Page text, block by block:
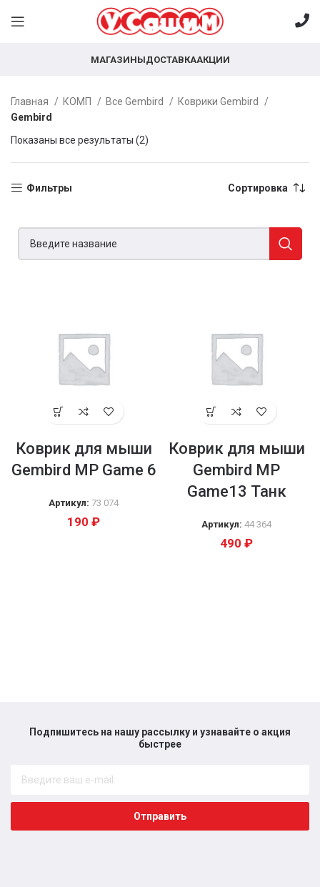
МАГАЗИНЫДОСТАВКААКЦИИ
Главная КОМП Все Gembird
Коврики Gembird
Gembird
Показаны все результаты (2)
Фильтры Сортировка
Коврик для мыши
Gembird MP Game 6
Артикул: 73 074
190 ₽
Коврик для мыши
Gembird MP
Game13 Танк
Артикул: 44 364
490 ₽
Подпишитесь на нашу рассылку и узнавайте о акция
быстрее​
Отправить